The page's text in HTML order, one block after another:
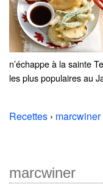
n’échappe à la sainte
les plus populaires au
Recettes › marcwiner
marcwiner